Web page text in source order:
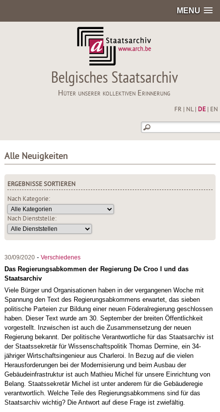
MENU
Belgisches Staatsarchiv
Hüter unserer kollektiven Erinnerung
FR NL| DE| EN
Alle Neuigkeiten
ERGEBNISSE SORTIEREN
Nach Kategorie:
Nach Dienststelle:
30/09/2020- Verschiedenes
Das Regierungsabkommen der Regierung De Croo I und das
Staatsarchiv
Viele Bürger und Organisationen haben in der vergangenen Woche mit
Spannung den Text des Regierungsabkommens erwartet, das sieben
politische Parteien zur Bildung einer neuen Föderalregierung geschlossen
haben. Dieser Text wurde am 30. September der breiten Öffentlichkeit
vorgestellt. Inzwischen ist auch die Zusammensetzung der neuen
Regierung bekannt. Der politische Verantwortliche für das Staatsarchiv ist
der Staatssekretär für Wissenschaftspolitik Thomas Dermine, ein 34-
jähriger Wirtschaftsingenieur aus Charleroi. In Bezug auf die vielen
Herausforderungen bei der Modernisierung und beim Ausbau der
Gebäudeinfrastruktur ist auch Mathieu Michel für unsere Einrichtung von
Belang. Staatssekretär Michel ist unter anderem für die Gebäuderegie
verantwortlich. Welche Teile des Regierungsabkommens sind für das
Staatsarchiv wichtig? Die Antwort auf diese Frage ist zwiefältig.